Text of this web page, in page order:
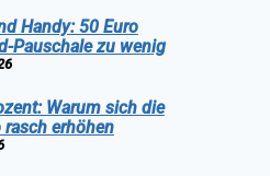
Handy: 50 Euro
Pauschale zu wenig
Warum sich die
rasch erhöhen